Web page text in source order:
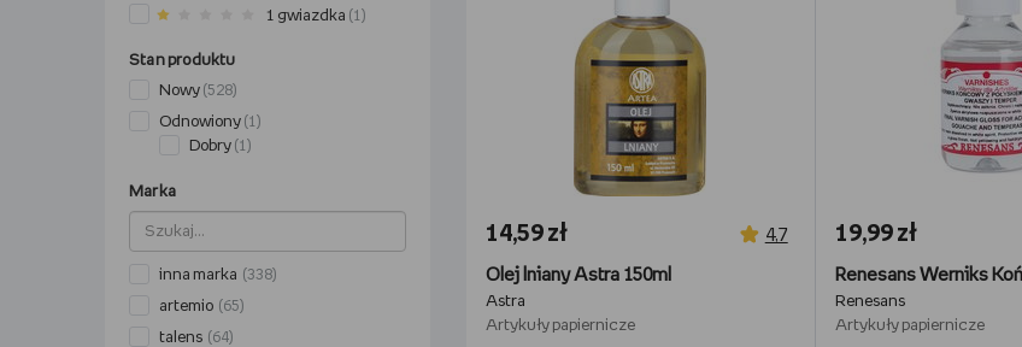
1 gwiazdka (1)
Stan produktu
Nowy (528)
Odnowiony (1)
Dobry (1)
Marka
inna marka (338)
artemio (65)
talens (64)
14,59 zł 4,7
Olej lniany Astra 150ml
Astra
Artykuły papiernicze
19,99 zł
Renesans
Artykuły papiernicze